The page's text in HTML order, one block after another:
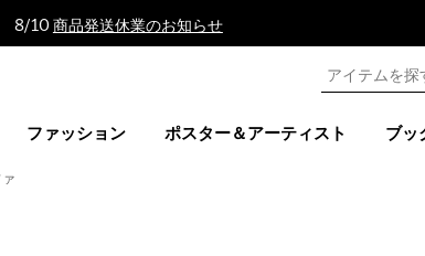
8/10 商品発送休業のお知らせ
ファッション ポスター＆アーティスト ブッ